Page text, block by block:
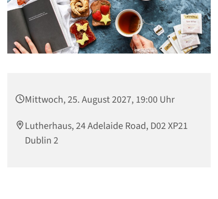
Mittwoch, 25. August 2027, 19:00 Uhr
Lutherhaus, 24 Adelaide Road, D02 XP21
Dublin 2